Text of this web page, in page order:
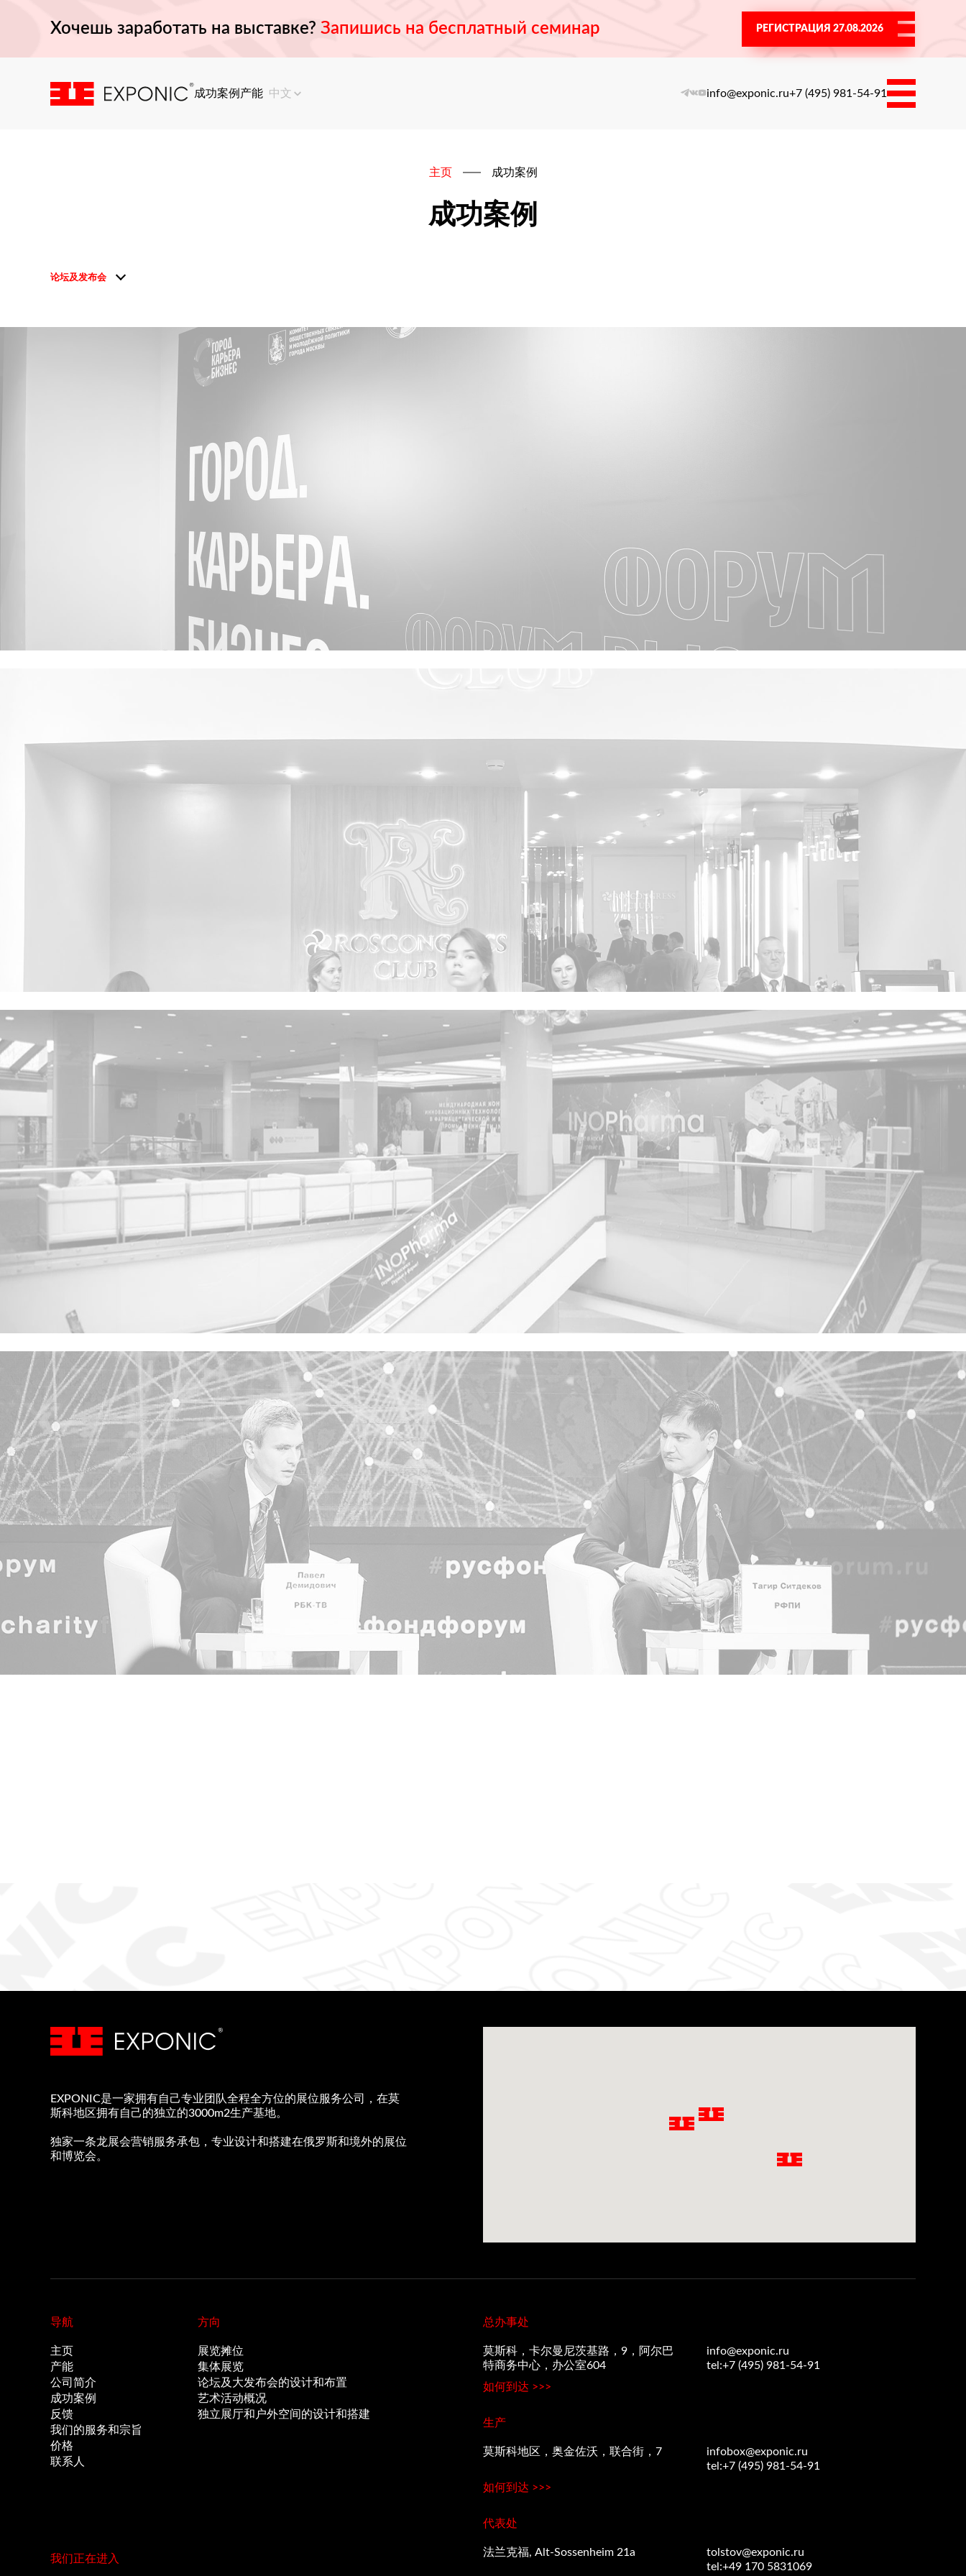
Хочешь заработать на выставке? Запишись на бесплатный семинар РЕГИСТРАЦИЯ 27.08.2026
成功案例 产能 中文 info@exponic.ru+7 (495) 981-54-91
主页 成功案例
成功案例
论坛及发布会
EXPONIC是一家拥有自己专业团队全程全方位的展位服务公司，在莫
斯科地区拥有自己的独立的3000m2生产基地。
独家一条龙展会营销服务承包，专业设计和搭建在俄罗斯和境外的展位
和博览会。
导航
主页
产能
公司简介
成功案例
反馈
我们的服务和宗旨
价格
联系人
方向
展览摊位
集体展览
论坛及大发布会的设计和布置
艺术活动概况
独立展厅和户外空间的设计和搭建
我们正在进入
总办事处
莫斯科，卡尔曼尼茨基路，9，阿尔巴
特商务中心，办公室604
info@exponic.ru
tel:+7 (495) 981-54-91
如何到达 >>>
生产
莫斯科地区，奥金佐沃，联合街，7
infobox@exponic.ru
tel:+7 (495) 981-54-91
如何到达 >>>
代表处
法兰克福, Alt-Sossenheim 21a
tolstov@exponic.ru
tel:+49 170 5831069
谢谢
我们尽快联系您